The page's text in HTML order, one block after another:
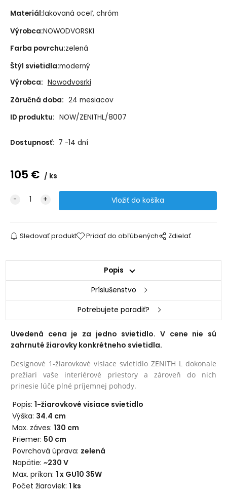
Materiál:lakovaná oceľ, chróm
Výrobca:NOWODVORSKI
Farba povrchu:zelená
Štýl svietidla:moderný
Výrobca: Nowodvosrki
Záručná doba: 24 mesiacov
ID produktu: NOW/ZENITHL/8007
Dostupnosť: 7 -14 dní
105 € ks
Sledovať produkt Pridať do obľúbených Zdielať
Popis
Príslušenstvo
Potrebujete poradiť?
Uvedená cena je za jedno svietidlo. V cene nie sú
zahrnuté žiarovky konkrétneho svietidla.
Designové 1-žiarovkové visiace svietidlo ZENITH L dokonale
prežiari vaše interiérové priestory a zároveň do nich
prinesie lúče plné príjemnej pohody.
Popis:1-žiarovkové visiace svietidlo
Výška: 34.4 cm
Max. záves:130 cm
Priemer: 50 cm
Povrchová úprava: zelená
Napätie:~230 V
Max. príkon:1 x GU10 35W
Počet žiaroviek:1 ks